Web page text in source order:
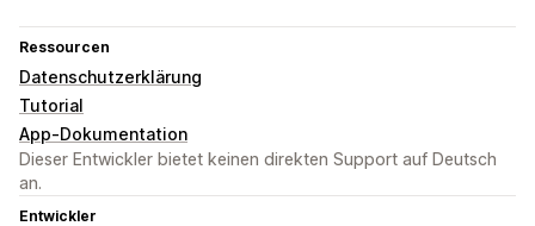
Ressourcen
Datenschutzerklärung
Tutorial
App-Dokumentation
Dieser Entwickler bietet keinen direkten Support auf Deutsch
an.
Entwickler